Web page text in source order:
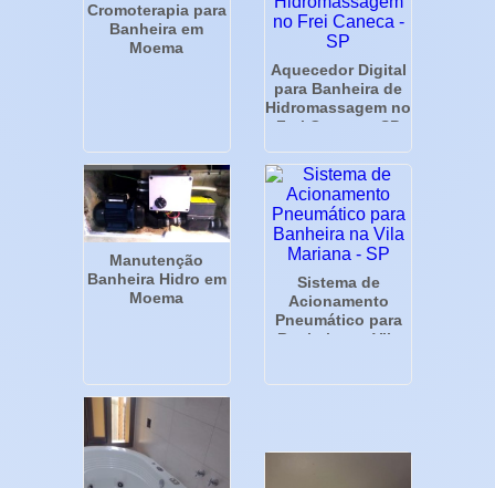
Cromoterapia para
Banheira em
Moema
Aquecedor Digital
para Banheira de
Hidromassagem no
Frei Caneca - SP
Manutenção
Banheira Hidro em
Moema
Sistema de
Acionamento
Pneumático para
Banheira na Vila